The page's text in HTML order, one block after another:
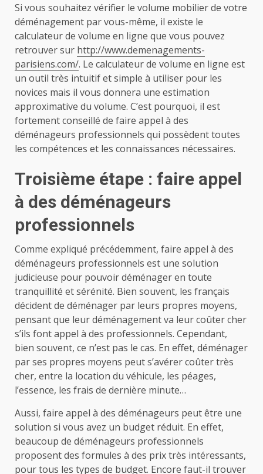
Si vous souhaitez vérifier le volume mobilier de votre
déménagement par vous-même, il existe le
calculateur de volume en ligne que vous pouvez
retrouver sur http://www.demenagements-
parisiens.com/. Le calculateur de volume en ligne est
un outil très intuitif et simple à utiliser pour les
novices mais il vous donnera une estimation
approximative du volume. C’est pourquoi, il est
fortement conseillé de faire appel à des
déménageurs professionnels qui possèdent toutes
les compétences et les connaissances nécessaires.
Troisième étape : faire appel
à des déménageurs
professionnels
Comme expliqué précédemment, faire appel à des
déménageurs professionnels est une solution
judicieuse pour pouvoir déménager en toute
tranquillité et sérénité. Bien souvent, les français
décident de déménager par leurs propres moyens,
pensant que leur déménagement va leur coûter cher
s’ils font appel à des professionnels. Cependant,
bien souvent, ce n’est pas le cas. En effet, déménager
par ses propres moyens peut s’avérer coûter très
cher, entre la location du véhicule, les péages,
l’essence, les frais de dernière minute…
Aussi, faire appel à des déménageurs peut être une
solution si vous avez un budget réduit. En effet,
beaucoup de déménageurs professionnels
proposent des formules à des prix très intéressants,
pour tous les types de budget. Encore faut-il trouver